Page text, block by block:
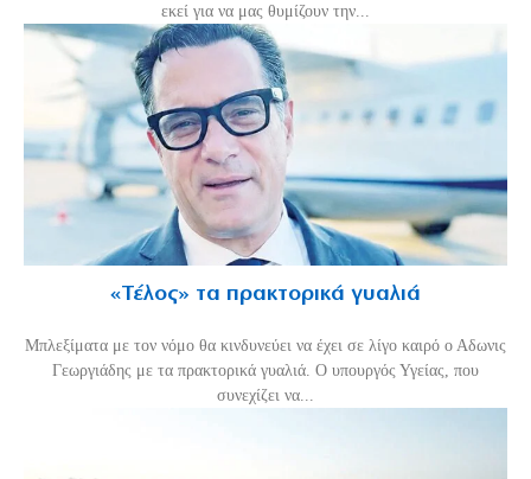
εκεί για να μας θυμίζουν την...
«Τέλος» τα πρακτορικά γυαλιά
Μπλεξίματα με τον νόμο θα κινδυνεύει να έχει σε λίγο καιρό ο Αδωνις
Γεωργιάδης με τα πρακτορικά γυαλιά. Ο υπουργός Υγείας, που
συνεχίζει να...